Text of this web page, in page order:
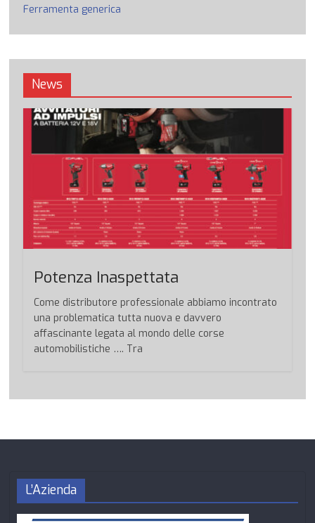
Ferramenta generica
News
Potenza Inaspettata
Come distributore professionale abbiamo incontrato
una problematica tutta nuova e davvero
affascinante legata al mondo delle corse
automobilistiche …. Tra
L’Azienda